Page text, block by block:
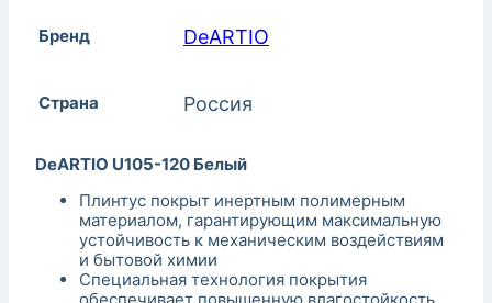
Бренд DeARTIO
Страна Россия
DeARTIO U105-120 Белый
Плинтус покрыт инертным полимерным
материалом, гарантирующим максимальную
устойчивость к механическим воздействиям
и бытовой химии
Специальная технология покрытия